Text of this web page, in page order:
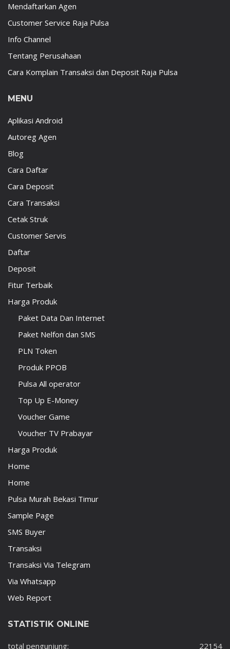
Mendaftarkan Agen
Customer Service Raja Pulsa
Info Channel
Tentang Perusahaan
Cara Komplain Transaksi dan Deposit Raja Pulsa
MENU
Aplikasi Android
Autoreg Agen
Blog
Cara Daftar
Cara Deposit
Cara Transaksi
Cetak Struk
Customer Servis
Daftar
Deposit
Fitur Terbaik
Harga Produk
Paket Data Dan Internet
Paket Nelfon dan SMS
PLN Token
Produk PPOB
Pulsa All operator
Top Up E-Money
Voucher Game
Voucher TV Prabayar
Harga Produk
Home
Home
Pulsa Murah Bekasi Timur
Sample Page
SMS Buyer
Transaksi
Transaksi Via Telegram
Via Whatsapp
Web Report
STATISTIK ONLINE
22154
total pengunjung: